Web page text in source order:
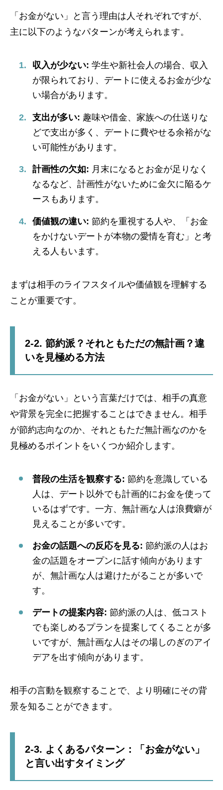
「お金がない」と言う理由は人それぞれですが、
主に以下のようなパターンが考えられます。
収入が少ない: 学生や新社会人の場合、収入
が限られており、デートに使えるお金が少な
い場合があります。
支出が多い: 趣味や借金、家族への仕送りな
どで支出が多く、デートに費やせる余裕がな
い可能性があります。
計画性の欠如: 月末になるとお金が足りなく
なるなど、計画性がないために金欠に陥るケ
ースもあります。
価値観の違い: 節約を重視する人や、「お金
をかけないデートが本物の愛情を育む」と考
える人もいます。
まずは相手のライフスタイルや価値観を理解する
ことが重要です。
2-2. 節約派？それともただの無計画？違
いを見極める方法
「お金がない」という言葉だけでは、相手の真意
や背景を完全に把握することはできません。相手
が節約志向なのか、それともただ無計画なのかを
見極めるポイントをいくつか紹介します。
普段の生活を観察する: 節約を意識している
人は、デート以外でも計画的にお金を使って
いるはずです。一方、無計画な人は浪費癖が
見えることが多いです。
お金の話題への反応を見る: 節約派の人はお
金の話題をオープンに話す傾向があります
が、無計画な人は避けたがることが多いで
す。
デートの提案内容: 節約派の人は、低コスト
でも楽しめるプランを提案してくることが多
いですが、無計画な人はその場しのぎのアイ
デアを出す傾向があります。
相手の言動を観察することで、より明確にその背
景を知ることができます。
2-3. よくあるパターン：「お金がない」
と言い出すタイミング